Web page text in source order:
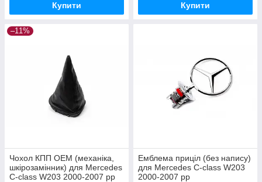
Купити Купити
–11%
Чохол КПП ОЕМ (механіка,
шкірозамінник) для Mercedes
C-class W203 2000-2007 рр
Емблема приціл (без напису)
для Mercedes C-class W203
2000-2007 рр